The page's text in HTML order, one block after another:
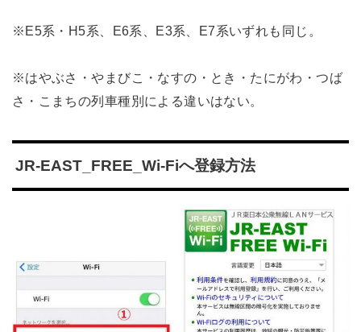
※E5系・H5系、E6系、E3系、E7系いずれも同じ。
※はやぶさ・やまびこ・なすの・とき・たにがわ・つば
さ・こまちの列車種別による違いはない。
JR-EAST_FREE_Wi-Fiへ登録方法